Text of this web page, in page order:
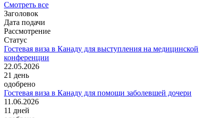
Смотреть все
Заголовок
Дата подачи
Рассмотрение
Статус
Гостевая виза в Канаду для выступления на медицинской
конференции
22.05.2026
21 день
одобрено
Гостевая виза в Канаду для помощи заболевшей дочери
11.06.2026
11 дней